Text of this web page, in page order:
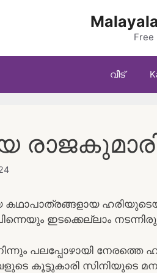
Free
വീട്
കഥാപാത്രങ്ങളായ
ഇടക്കെല്ലാം
പലപ്പോഴായി നേരത്തെ
കൂട്ടുകാരി സിനിയുടെ